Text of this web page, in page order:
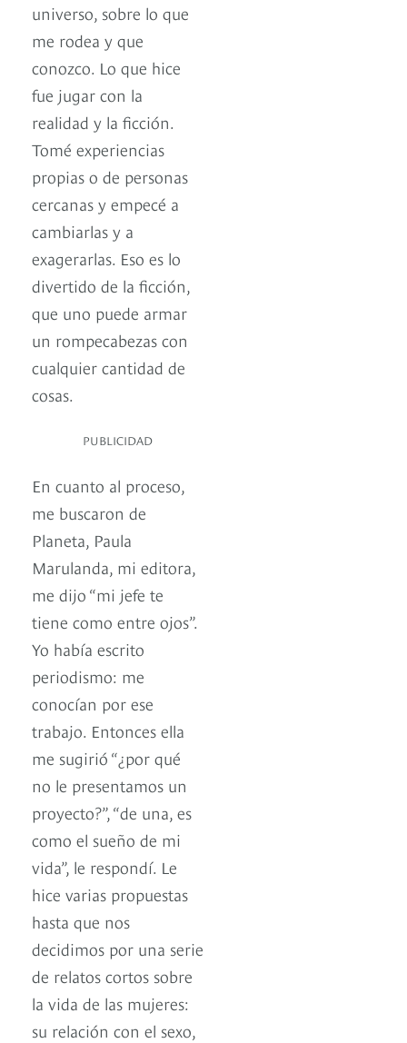
universo, sobre lo que
me rodea y que
conozco. Lo que hice
fue jugar con la
realidad y la ficción.
Tomé experiencias
propias o de personas
cercanas y empecé a
cambiarlas y a
exagerarlas. Eso es lo
divertido de la ficción,
que uno puede armar
un rompecabezas con
cualquier cantidad de
cosas.
PUBLICIDAD
En cuanto al proceso,
me buscaron de
Planeta, Paula
Marulanda, mi editora,
me dijo “mi jefe te
tiene como entre ojos”.
Yo había escrito
periodismo: me
conocían por ese
trabajo. Entonces ella
me sugirió “¿por qué
no le presentamos un
proyecto?”, “de una, es
como el sueño de mi
vida”, le respondí. Le
hice varias propuestas
hasta que nos
decidimos por una serie
de relatos cortos sobre
la vida de las mujeres:
su relación con el sexo,